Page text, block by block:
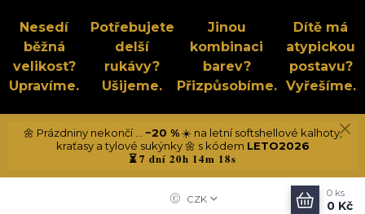
Nesedí
běžná
velikost?
Upravíme.
Potřebujete
delší
rukávy?
Ušijeme.
Jinou
kombinaci
barev?
Přizpůsobíme.
Dítě má
atypickou
postavu?
Vyřešíme.
🌼 Prázdniny nekončí ... −20 %☀️ na letní softshellové kalhoty,
kraťasy a tylové sukýnky 🌼 s kódem LETO2026
⏳7 dní 20h 14m 18s
CZK
0 ks
0 Kč